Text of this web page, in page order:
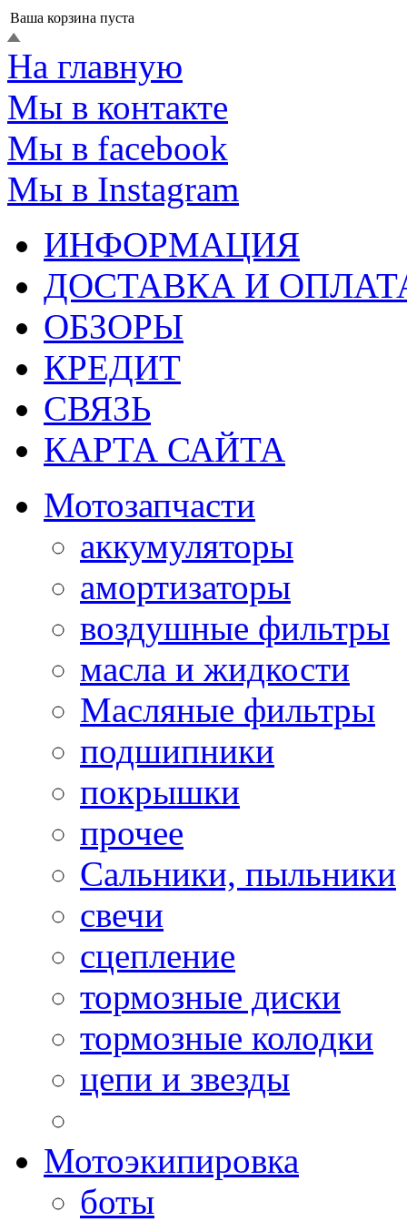
Ваша корзина пуста
На главную
Мы в контакте
Мы в facebook
Мы в Instagram
ИНФОРМАЦИЯ
ДОСТАВКА И
ОБЗОРЫ
КРЕДИТ
СВЯЗЬ
КАРТА САЙТА
Мотозапчасти
аккумуляторы
амортизаторы
воздушные фильтры
масла и жидкости
Масляные фильтры
подшипники
покрышки
прочее
Сальники, пыльники
свечи
сцепление
тормозные диски
тормозные колодки
цепи и звезды
Мотоэкипировка
боты